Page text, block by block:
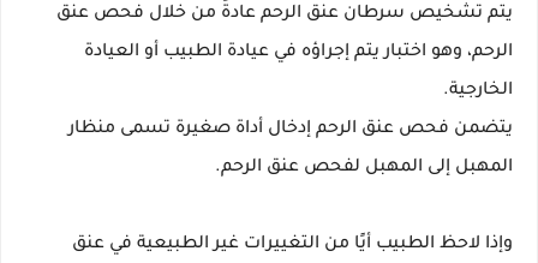
يتم تشخيص سرطان عنق الرحم عادةً من خلال فحص عنق
الرحم، وهو اختبار يتم إجراؤه في عيادة الطبيب أو العيادة
الخارجية.
يتضمن فحص عنق الرحم إدخال أداة صغيرة تسمى منظار
المهبل إلى المهبل لفحص عنق الرحم.
وإذا لاحظ الطبيب أيًا من التغييرات غير الطبيعية في عنق